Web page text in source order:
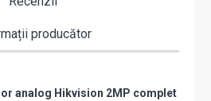
producător
analog Hikvision 2MP complet